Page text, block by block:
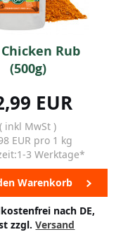
Rub
(500g)
EUR
( inkl MwSt )
EUR pro 1 kg
3 Werktage*
Warenkorb
nach DE,
zzgl.Versand